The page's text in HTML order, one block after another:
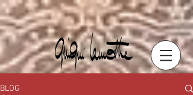
BLOG